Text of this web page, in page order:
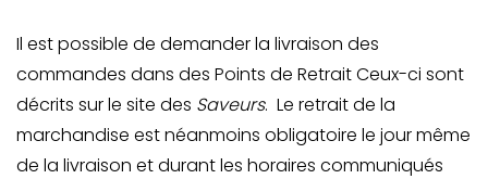
Il est possible de demander la livraison des
commandes dans des Points de Retrait Ceux-ci sont
décrits sur le site des Saveurs. Le retrait de la
marchandise est néanmoins obligatoire le jour même
de la livraison et durant les horaires communiqués